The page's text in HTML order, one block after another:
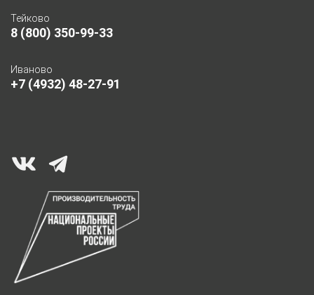
Тейково
8 (800) 350-99-33
Иваново
+7 (4932) 48-27-91